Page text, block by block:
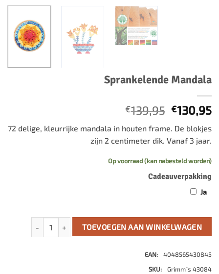
Sprankelende Mandala
€139,95
was:
€139,95.
€130,95
72 delige, kleurrijke mandala in houten frame. De blokjes
zijn 2 centimeter dik. Vanaf 3 jaar.
Op voorraad (kan nabesteld worden)
Cadeauverpakking
Ja
Sprankelende Mandala aantalTOEVOEGEN AAN WINKELWAGEN
EAN:
4048565430845
SKU:
Grimm´s 43084